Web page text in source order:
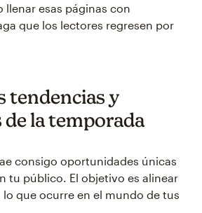
llenar esas páginas con
que los lectores regresen por
tendencias y
de la temporada
consigo oportunidades únicas
tu público. El objetivo es alinear
que ocurre en el mundo de tus